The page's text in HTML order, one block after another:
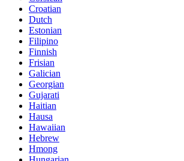
Croatian
Dutch
Estonian
Filipino
Finnish
Frisian
Galician
Georgian
Gujarati
Haitian
Hausa
Hawaiian
Hebrew
Hmong